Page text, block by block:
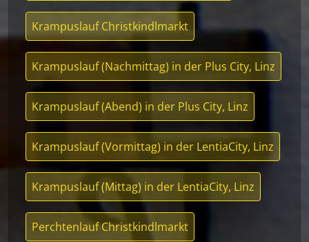
Krampuslauf Christkindlmarkt
Krampuslauf (Nachmittag) in der Plus City, Linz
Krampuslauf (Abend) in der Plus City, Linz
Krampuslauf (Vormittag) in der LentiaCity, Linz
Krampuslauf (Mittag) in der LentiaCity, Linz
Perchtenlauf Christkindlmarkt